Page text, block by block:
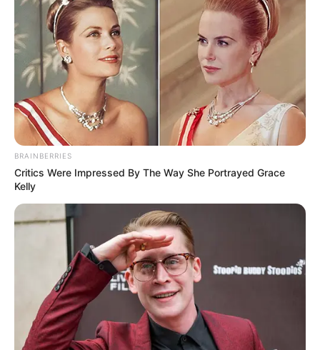
Hirtelen úgy éreztem magamat, mintha egy
katasztrófafilm forgatásába csöppentem volna. –
nyilatkozta akkor lapunknak egy szemtanú. Most
kiderült, hogy az egyik balesetben résztvevő
személy sajnos a debreceni Csokonai Nemzeti
Színház tagja volt, aki kórházi kezelései ellenére
másfél héttel a katasztrofális eset után életét
BRAINBERRIES
Critics Were Impressed By The Way She Portrayed Grace
Kelly